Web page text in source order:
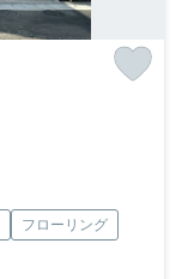
フローリング